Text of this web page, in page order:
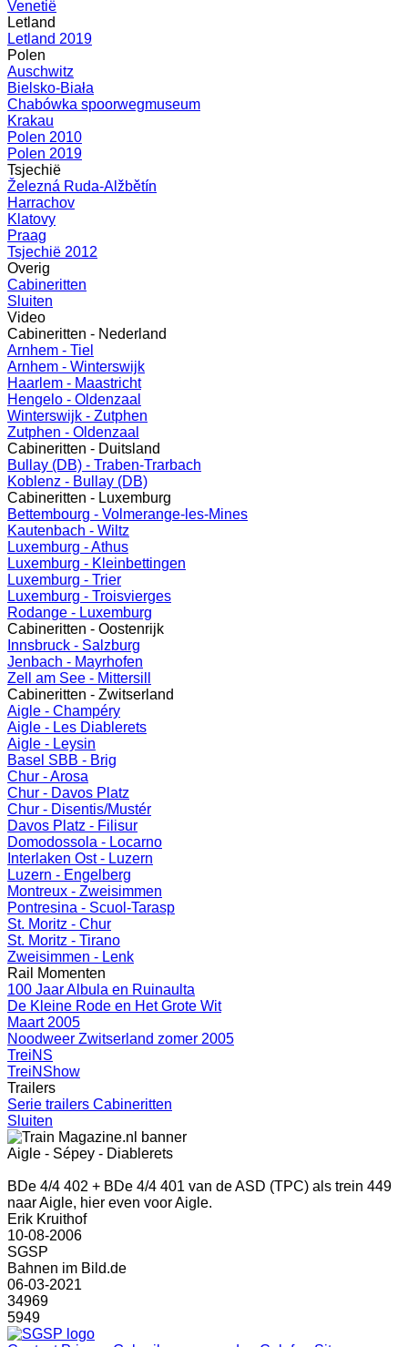
Venetië
Letland
Letland 2019
Polen
Auschwitz
Bielsko-Biała
Chabówka spoorwegmuseum
Krakau
Polen 2010
Polen 2019
Tsjechië
Železná Ruda-Alžbětín
Harrachov
Klatovy
Praag
Tsjechië 2012
Overig
Cabineritten
Sluiten
Video
Cabineritten - Nederland
Arnhem - Tiel
Arnhem - Winterswijk
Haarlem - Maastricht
Hengelo - Oldenzaal
Winterswijk - Zutphen
Zutphen - Oldenzaal
Cabineritten - Duitsland
Bullay (DB) - Traben-Trarbach
Koblenz - Bullay (DB)
Cabineritten - Luxemburg
Bettembourg - Volmerange-les-Mines
Kautenbach - Wiltz
Luxemburg - Athus
Luxemburg - Kleinbettingen
Luxemburg - Trier
Luxemburg - Troisvierges
Rodange - Luxemburg
Cabineritten - Oostenrijk
Innsbruck - Salzburg
Jenbach - Mayrhofen
Zell am See - Mittersill
Cabineritten - Zwitserland
Aigle - Champéry
Aigle - Les Diablerets
Aigle - Leysin
Basel SBB - Brig
Chur - Arosa
Chur - Davos Platz
Chur - Disentis/Mustér
Davos Platz - Filisur
Domodossola - Locarno
Interlaken Ost - Luzern
Luzern - Engelberg
Montreux - Zweisimmen
Pontresina - Scuol-Tarasp
St. Moritz - Chur
St. Moritz - Tirano
Zweisimmen - Lenk
Rail Momenten
100 Jaar Albula en Ruinaulta
De Kleine Rode en Het Grote Wit
Maart 2005
Noodweer Zwitserland zomer 2005
TreiNS
TreiNShow
Trailers
Serie trailers Cabineritten
Sluiten
Aigle - Sépey - Diablerets
BDe 4/4 402 + BDe 4/4 401 van de ASD (TPC) als trein 449
naar Aigle, hier even voor Aigle.
Erik Kruithof
10-08-2006
SGSP
Bahnen im Bild.de
06-03-2021
34969
5949